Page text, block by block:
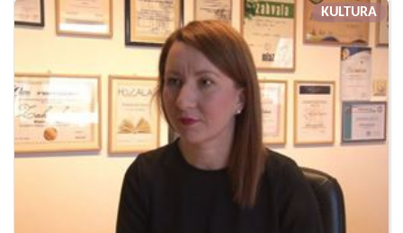
KULTURA